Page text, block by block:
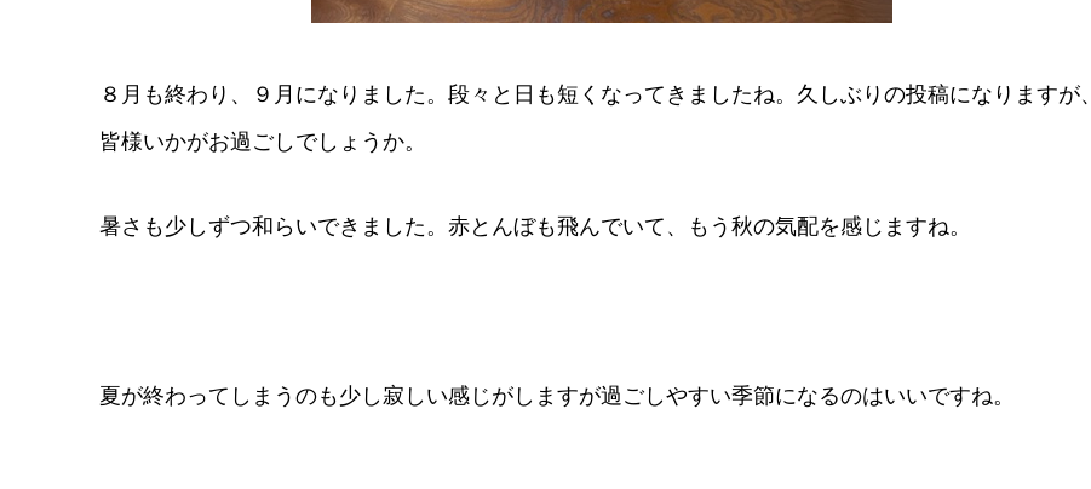
８月も終わり、９月になりました。段々と日も短くなってきましたね。久しぶりの投稿になりますが、
皆様いかがお過ごしでしょうか。
暑さも少しずつ和らいできました。赤とんぼも飛んでいて、もう秋の気配を感じますね。
夏が終わってしまうのも少し寂しい感じがしますが過ごしやすい季節になるのはいいですね。